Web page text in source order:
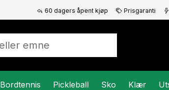
60 dagers åpent kjøp Prisgaranti
Bordtennis Pickleball Sko Klær